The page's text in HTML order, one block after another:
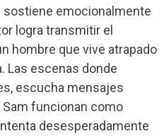
sostiene emocionalmente
logra transmitir el
hombre que vive atrapado
Las escenas donde
escucha mensajes
funcionan como
desesperadamente